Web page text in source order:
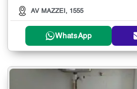
AV MAZZEI, 1555
WhatsApp